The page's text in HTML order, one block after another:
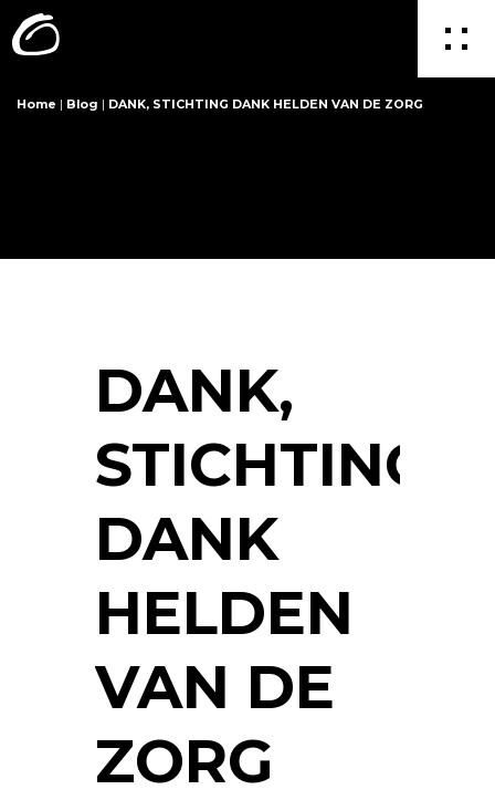
Home Blog DANK, STICHTING DANK HELDEN VAN DE ZORG
DANK,
STICHTING
DANK
HELDEN
VAN DE
ZORG